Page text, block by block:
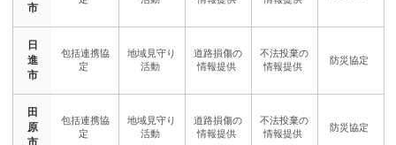
市
日
進
市
田
原
市